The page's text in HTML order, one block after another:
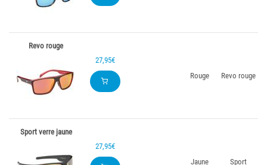
Revo rouge
27,95€
Rouge
Revo rouge
Sport verre jaune
27,95€
Jaune
Sport